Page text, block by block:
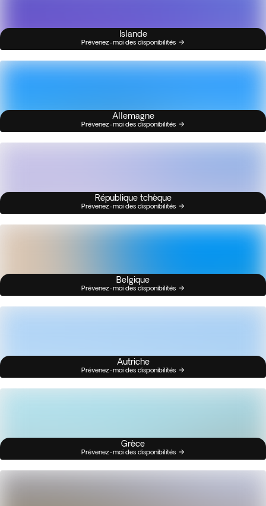
Islande
Prévenez-moi des disponibilités
Allemagne
Prévenez-moi des disponibilités
République tchèque
Prévenez-moi des disponibilités
Belgique
Prévenez-moi des disponibilités
Autriche
Prévenez-moi des disponibilités
Grèce
Prévenez-moi des disponibilités